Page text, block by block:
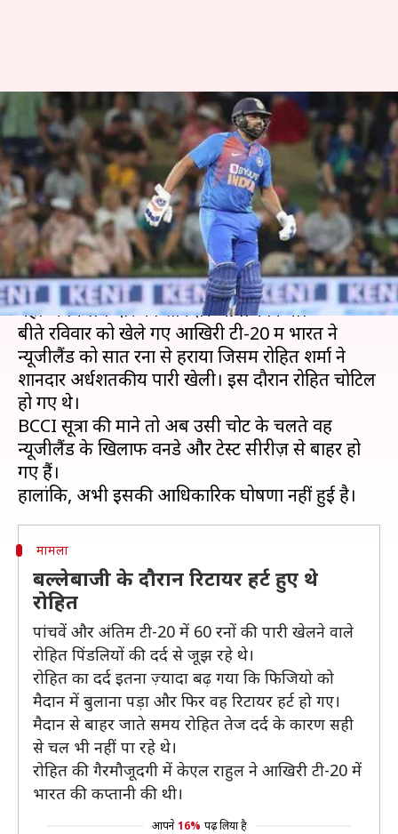
न्यूजीलैंड बनाम भारत: भारतीय टीम
को लगा बड़ा झटका, वनडे-टेस्ट
सीरीज़ से बाहर हुए रोहित शर्मा
लेखन Neeraj Pandey Feb 03, 2020 04:19 pm
क्या है खबर?
टी-20 सीरीज़ में न्यूजीलैंड को क्लीन स्वीप करके भारत ने
यहां अपने लंबे दौरे का शानदार आगाज किया।
बीते रविवार को खेले गए आखिरी टी-20 में भारत ने
न्यूजीलैंड को सात रनों से हराया जिसमें रोहित शर्मा ने
शानदार अर्धशतकीय पारी खेली। इस दौरान रोहित चोटिल
हो गए थे।
BCCI सूत्रों की माने तो अब उसी चोट के चलते वह
न्यूजीलैंड के खिलाफ वनडे और टेस्ट सीरीज़ से बाहर हो
गए हैं।
मामला
बल्लेबाजी के दौरान रिटायर हर्ट हुए थे
रोहित
पांचवें और अंतिम टी-20 में 60 रनों की पारी खेलने वाले
रोहित पिंडलियों की दर्द से जूझ रहे थे।
रोहित का दर्द इतना ज़्यादा बढ़ गया कि फिजियो को
मैदान में बुलाना पड़ा और फिर वह रिटायर हर्ट हो गए।
मैदान से बाहर जाते समय रोहित तेज दर्द के कारण सही
से चल भी नहीं पा रहे थे।
रोहित की गैरमौजूदगी में केएल राहुल ने आखिरी टी-20 में
भारत की कप्तानी की थी।
आपने 16% पढ़ लिया है